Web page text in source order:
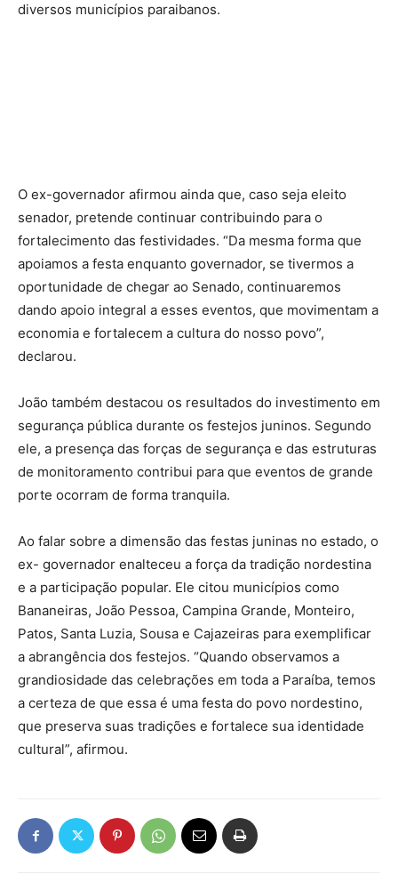
diversos municípios paraibanos.
O ex-governador afirmou ainda que, caso seja eleito
senador, pretende continuar contribuindo para o
fortalecimento das festividades. “Da mesma forma que
apoiamos a festa enquanto governador, se tivermos a
oportunidade de chegar ao Senado, continuaremos
dando apoio integral a esses eventos, que movimentam a
economia e fortalecem a cultura do nosso povo”,
declarou.
João também destacou os resultados do investimento em
segurança pública durante os festejos juninos. Segundo
ele, a presença das forças de segurança e das estruturas
de monitoramento contribui para que eventos de grande
porte ocorram de forma tranquila.
Ao falar sobre a dimensão das festas juninas no estado, o
ex- governador enalteceu a força da tradição nordestina
e a participação popular. Ele citou municípios como
Bananeiras, João Pessoa, Campina Grande, Monteiro,
Patos, Santa Luzia, Sousa e Cajazeiras para exemplificar
a abrangência dos festejos. “Quando observamos a
grandiosidade das celebrações em toda a Paraíba, temos
a certeza de que essa é uma festa do povo nordestino,
que preserva suas tradições e fortalece sua identidade
cultural”, afirmou.